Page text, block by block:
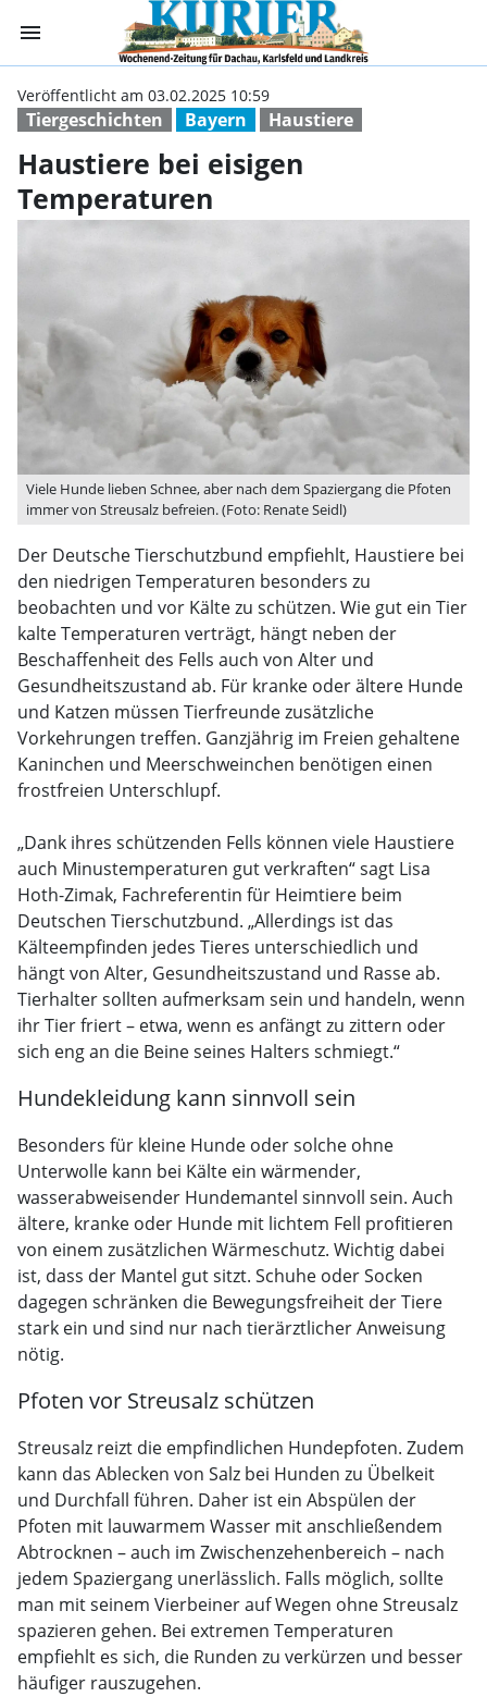
menu Haustiere bei
Tiergeschichten Bayern Haustiere
Veröffentlicht am 03.02.2025 10:59
Haustiere bei eisigen
Temperaturen
Viele Hunde lieben Schnee, aber nach dem Spaziergang die Pfoten
immer von Streusalz befreien. (Foto: Renate Seidl)
Der Deutsche Tierschutzbund empfiehlt, Haustiere bei
den niedrigen Temperaturen besonders zu
beobachten und vor Kälte zu schützen. Wie gut ein Tier
kalte Temperaturen verträgt, hängt neben der
Beschaffenheit des Fells auch von Alter und
Gesundheitszustand ab. Für kranke oder ältere Hunde
und Katzen müssen Tierfreunde zusätzliche
Vorkehrungen treffen. Ganzjährig im Freien gehaltene
Kaninchen und Meerschweinchen benötigen einen
frostfreien Unterschlupf.
„Dank ihres schützenden Fells können viele Haustiere
auch Minustemperaturen gut verkraften“ sagt Lisa
Hoth-Zimak, Fachreferentin für Heimtiere beim
Deutschen Tierschutzbund. „Allerdings ist das
Kälteempfinden jedes Tieres unterschiedlich und
hängt von Alter, Gesundheitszustand und Rasse ab.
Tierhalter sollten aufmerksam sein und handeln, wenn
ihr Tier friert – etwa, wenn es anfängt zu zittern oder
sich eng an die Beine seines Halters schmiegt.“
Hundekleidung kann sinnvoll sein
Besonders für kleine Hunde oder solche ohne
Unterwolle kann bei Kälte ein wärmender,
wasserabweisender Hundemantel sinnvoll sein. Auch
ältere, kranke oder Hunde mit lichtem Fell profitieren
von einem zusätzlichen Wärmeschutz. Wichtig dabei
ist, dass der Mantel gut sitzt. Schuhe oder Socken
dagegen schränken die Bewegungsfreiheit der Tiere
stark ein und sind nur nach tierärztlicher Anweisung
nötig.
Pfoten vor Streusalz schützen
Streusalz reizt die empfindlichen Hundepfoten. Zudem
kann das Ablecken von Salz bei Hunden zu Übelkeit
und Durchfall führen. Daher ist ein Abspülen der
Pfoten mit lauwarmem Wasser mit anschließendem
Abtrocknen – auch im Zwischenzehenbereich – nach
jedem Spaziergang unerlässlich. Falls möglich, sollte
man mit seinem Vierbeiner auf Wegen ohne Streusalz
spazieren gehen. Bei extremen Temperaturen
empfiehlt es sich, die Runden zu verkürzen und besser
häufiger rauszugehen.